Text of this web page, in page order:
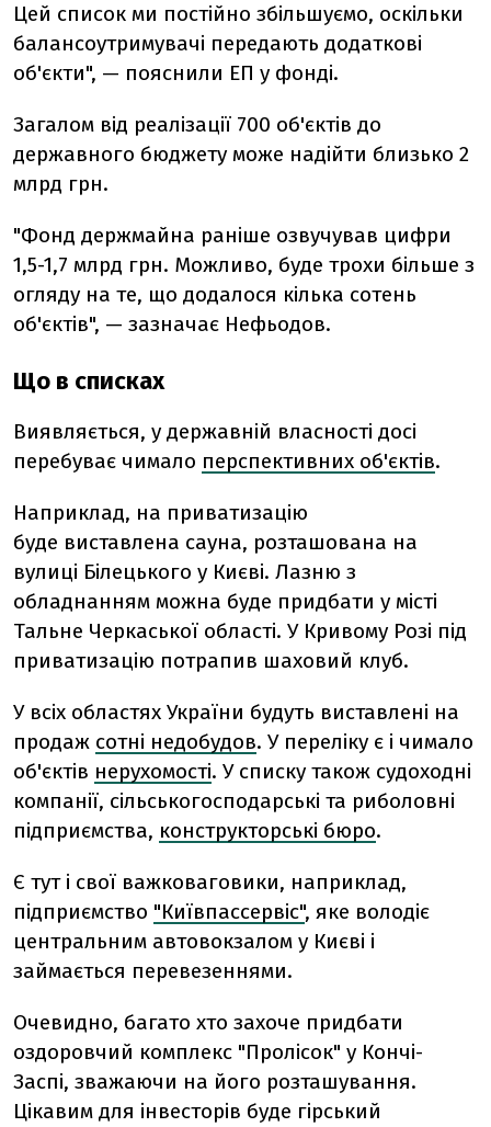
Цей список ми постійно збільшуємо, оскільки
балансоутримувачі передають додаткові
об'єкти", — пояснили ЕП у фонді.
Загалом від реалізації 700 об'єктів до
державного бюджету може надійти близько 2
млрд грн.
"Фонд держмайна раніше озвучував цифри
1,5-1,7 млрд грн. Можливо, буде трохи більше з
огляду на те, що додалося кілька сотень
об'єктів", — зазначає Нефьодов.
Що в списках
Виявляється, у державній власності досі
перебуває чимало перспективних об'єктів.
Наприклад, на приватизацію
буде виставлена сауна, розташована на
вулиці Білецького у Києві. Лазню з
обладнанням можна буде придбати у місті
Тальне Черкаської області. У Кривому Розі під
приватизацію потрапив шаховий клуб.
У всіх областях України будуть виставлені на
продаж сотні недобудов. У переліку є і чимало
об'єктів нерухомості. У списку також судоходні
компанії, сільськогосподарські та риболовні
підприємства, конструкторські бюро.
Є тут і свої важковаговики, наприклад,
підприємство "Київпассервіс", яке володіє
центральним автовокзалом у Києві і
займається перевезеннями.
Очевидно, багато хто захоче придбати
оздоровчий комплекс "Пролісок" у Кончі-
Заспі, зважаючи на його розташування.
Цікавим для інвесторів буде гірський